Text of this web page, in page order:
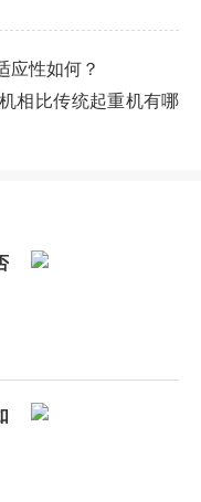
应性如何？
相比传统起重机有哪